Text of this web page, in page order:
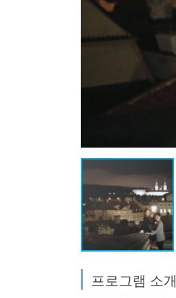
프로그램 소개